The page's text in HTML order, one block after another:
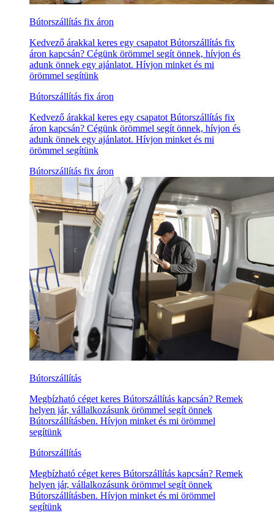
Bútorszállítás fix áron
Kedvező árakkal keres egy csapatot Bútorszállítás fix
áron kapcsán? Cégünk örömmel segít önnek, hívjon és
adunk önnek egy ajánlatot. Hívjon minket és mi
örömmel segítünk
Bútorszállítás fix áron
Kedvező árakkal keres egy csapatot Bútorszállítás fix
áron kapcsán? Cégünk örömmel segít önnek, hívjon és
adunk önnek egy ajánlatot. Hívjon minket és mi
örömmel segítünk
Bútorszállítás fix áron
Bútorszállítás
Megbízható céget keres Bútorszállítás kapcsán? Remek
helyen jár, vállalkozásunk örömmel segít önnek
Bútorszállításben. Hívjon minket és mi örömmel
segítünk
Bútorszállítás
Megbízható céget keres Bútorszállítás kapcsán? Remek
helyen jár, vállalkozásunk örömmel segít önnek
Bútorszállításben. Hívjon minket és mi örömmel
segítünk